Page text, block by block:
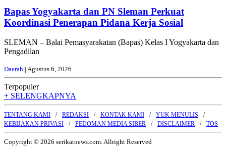
Bapas Yogyakarta dan PN Sleman Perkuat
Koordinasi Penerapan Pidana Kerja Sosial
SLEMAN – Balai Pemasyarakatan (Bapas) Kelas I Yogyakarta dan
Pengadilan
Daerah | Agustus 6, 2026
Terpopuler
+ SELENGKAPNYA
TENTANG KAMI REDAKSI KONTAK KAMI
YUK MENULIS
KEBIJAKAN PRIVASI
PEDOMAN MEDIA SIBER DISCLAIMER TOS
Copyright © 2026 serikatnews.com. Allright Reserved